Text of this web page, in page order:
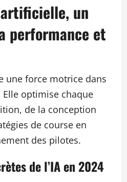
un
performance et
une force motrice dans
optimise chaque
de la conception
de course en
des pilotes.
de l’IA en 2024